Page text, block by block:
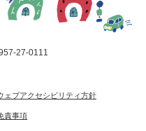
27-0111
ェブアクセシビリティ方針
責事項